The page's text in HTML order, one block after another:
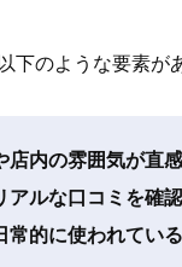
下のような要素が
内の雰囲気が直
アルな口コミを確
常的に使われている